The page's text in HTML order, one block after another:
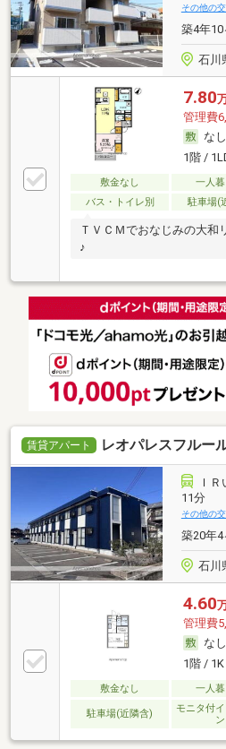
その他の
築4年
石川
7.80
管理費
なし
1階 /
敷金なし 一人
バス・トイレ別
駐車場(
ＴＶＣＭでおなじみの大和
♪
賃貸アパート レオパレスフルー
Ｉ
11分
その他の
築20年
石川
4.60
管理費
なし
1階 /
敷金なし 一人
駐車場(近隣含)
モニタ付
ン